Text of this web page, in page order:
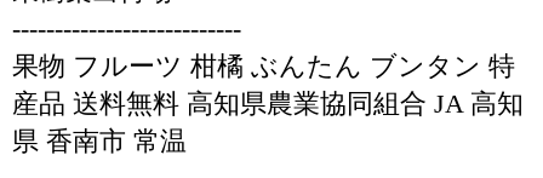
---------------------------
果物 フルーツ 柑橘 ぶんたん ブンタン 特
産品 送料無料 高知県農業協同組合 JA 高知
県 香南市 常温